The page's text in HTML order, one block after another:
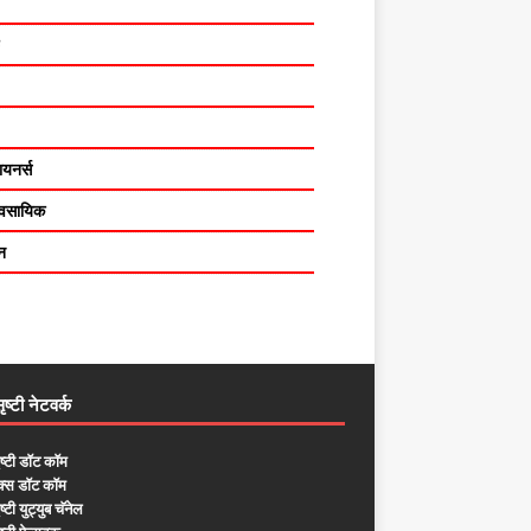
नेटवर्क
डॉट कॉम
डॉट कॉम
युट्युब चॅनेल